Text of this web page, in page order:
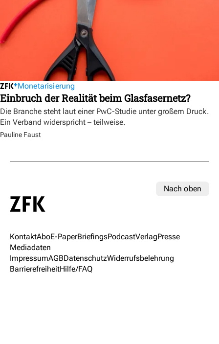
Monetarisierung
Einbruch der Realität beim Glasfasernetz?
Die Branche steht laut einer PwC-Studie unter großem Druck.
Ein Verband widerspricht – teilweise.
Pauline Faust
Nach oben
KontaktAboE-PaperBriefingsPodcastVerlagPresse
Mediadaten
ImpressumAGBDatenschutzWiderrufsbelehrung
BarrierefreiheitHilfe/FAQ